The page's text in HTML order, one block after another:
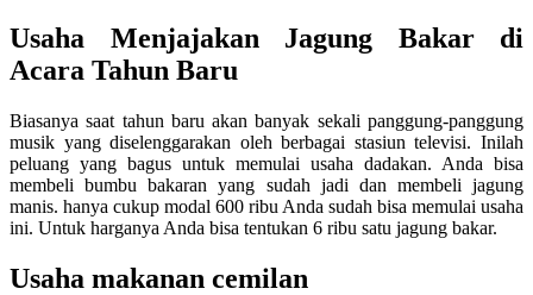
Usaha Menjajakan Jagung Bakar di
Acara Tahun Baru
Biasanya saat tahun baru akan banyak sekali panggung-panggung
musik yang diselenggarakan oleh berbagai stasiun televisi. Inilah
peluang yang bagus untuk memulai usaha dadakan. Anda bisa
membeli bumbu bakaran yang sudah jadi dan membeli jagung
manis. hanya cukup modal 600 ribu Anda sudah bisa memulai usaha
ini. Untuk harganya Anda bisa tentukan 6 ribu satu jagung bakar.
Usaha makanan cemilan